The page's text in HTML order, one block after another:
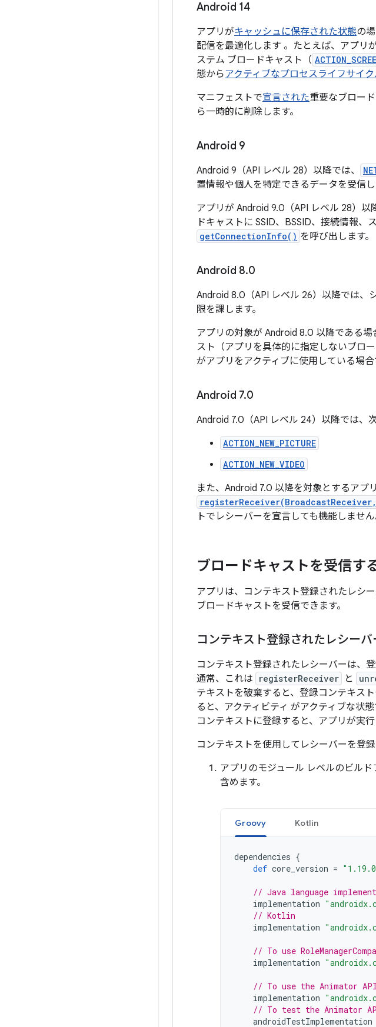
Android 14
アプリがキャッシュに保存された状態の
配信を最適化します 。たとえば、アプリ
ステム ブロードキャスト（
態からアクティブなプロセスライフサイク
マニフェストで宣言された重要なブロー
ら一時的に削除します。
Android 9
Android 9（API レベル 28）以降では、
置情報や個人を特定できるデータを受信し
アプリが Android 9.0（API レベル 28）
ドキャストに SSID、BSSID、接続情報
getConnectionInfo() を呼び出します。
Android 8.0
Android 8.0（API レベル 26）以降では、
限を課します。
アプリの対象が Android 8.0 以降である
スト（アプリを具体的に指定しないブロ
がアプリをアクティブに使用している場合
Android 7.0
Android 7.0（API レベル 24）以降では、
ACTION_NEW_PICTURE
ACTION_NEW_VIDEO
また、Android 7.0 以降を対象とするアプ
トでレシーバーを宣言しても機能しません
ブロードキャストを受信す
アプリは、コンテキスト登録されたレシ
ブロードキャストを受信できます。
コンテキスト登録されたレシーバ
コンテキスト登録されたレシーバーは、
通常、これは
registerReceiver と
テキストを破棄すると、登録コンテキス
ると、アクティビティ がアクティブな状
コンテキストに登録すると、アプリが実
コンテキストを使用してレシーバーを登
アプリのモジュール レベルのビル
含めます。
Groovy Kotlin
dependencies {
def core_version =
// Java language
implementation
// Kotlin
implementation
// To use
implementation
// To use the Animator
implementation
// To test the Animator
androidTestImplementation